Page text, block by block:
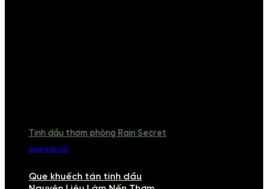
Tinh dầu thơm phòng Rain Secret
xem tất cả
Que khuếch tán tinh dầu